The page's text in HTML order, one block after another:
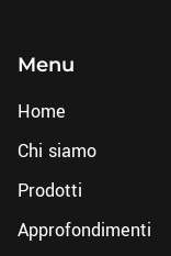
Menu
Home
Chi siamo
Prodotti
Approfondimenti